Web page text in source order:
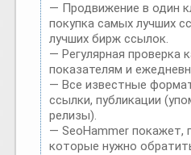
— Продвижение в один
покупка самых лучших
лучших бирж ссылок.
— Регулярная проверка
показателям и
— Все известные
ссылки, публикации
релизы).
— SeoHammer покажет,
которые нужно